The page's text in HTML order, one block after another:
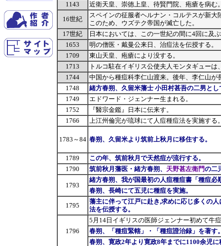
1143
近衛天皇、崇徳上皇、待賢門院、疱瘡を病む
16世紀
スペインの征服者ヘルナン・コルテスが新大
このため、ウズテク帝国が滅亡した。
17世紀
日本においては、この一世紀の間に4回に及
1653
明の僧医・戴曼公来日、治痘法を伝授する。
1709
東山天皇、疱瘡により没する。
1713
トルコ駐在イギリス公使夫人モンタギュー
1744
中国から種痘科李仁山渡来。後年、李仁山が
1748
緒方春朔、久留米藩士 小田村甚吾の二男と
1749
エドワード・ジェンナー生まれる。
1752
『醫宗金鑑』日本に伝来す。
1766
上江州倫完が琉球にて人痘種痘法を実施する
1783～84 春朔、久留米より筑前上秋月に移住する。
1789
この年、筑前秋月で天然痘が流行する。
1790
筑前秋月藩医・緒方春朔、 天野甚左衛門の二
1793
緒方春朔、我が国最初の人痘種痘書「種痘必
春朔、長崎にて五児に種痘を実施。
1795
藩主に伴って江戸に赴き,求めに応じ多くの
法を伝授する。
1796
5月14日イギリスの医師ジェンナー初めて牛
春朔、「種痘緊轄」・「種痘證治録」を著す
春朔、寛政2年より寛政8年までに1100余児